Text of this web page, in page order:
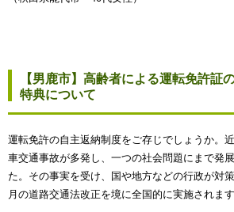
【男鹿市】高齢者による運転免許証
特典について
運転免許の自主返納制度をご存じでしょうか。
車交通事故が多発し、一つの社会問題にまで発
た。その事実を受け、国や地方などの行政が対
月の道路交通法改正を境に全国的に実施されます